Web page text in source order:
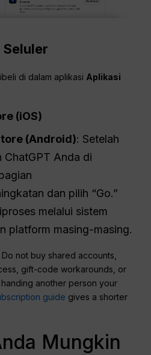
di dalam aplikasi Aplikasi
(iOS)
(Android): Setelah
ChatGPT Anda di
dan pilih “Go.”
melalui sistem
platform masing-masing.
Do not buy shared accounts,
gift-code workarounds, or
another person your
guide gives a shorter
Mungkin